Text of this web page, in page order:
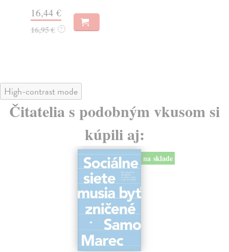
16,44 €
16,95 € ?
High-contrast mode
Čitatelia s podobným vkusom si
kúpili aj:
na sklade